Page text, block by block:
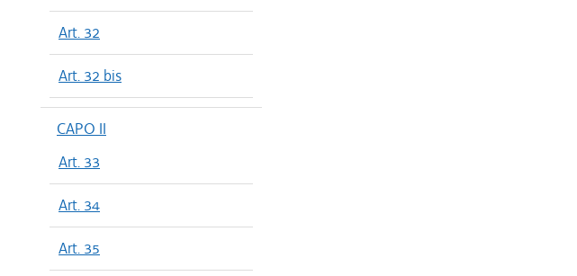
Art. 32
Art. 32 bis
CAPO II
Art. 33
Art. 34
Art. 35